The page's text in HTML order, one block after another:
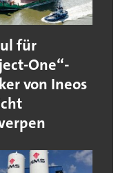
für
One“-
von Ineos